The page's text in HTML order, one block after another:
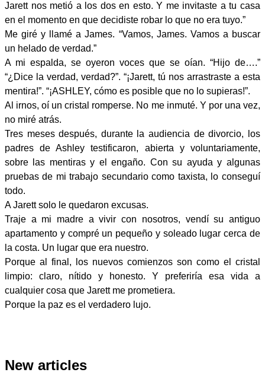
Jarett nos metió a los dos en esto. Y me invitaste a tu casa
en el momento en que decidiste robar lo que no era tuyo.”
Me giré y llamé a James. “Vamos, James. Vamos a buscar
un helado de verdad.”
A mi espalda, se oyeron voces que se oían. “Hijo de….”
“¿Dice la verdad, verdad?”. “¡Jarett, tú nos arrastraste a esta
mentira!”. “¡ASHLEY, cómo es posible que no lo supieras!”.
Al irnos, oí un cristal romperse. No me inmuté. Y por una vez,
no miré atrás.
Tres meses después, durante la audiencia de divorcio, los
padres de Ashley testificaron, abierta y voluntariamente,
sobre las mentiras y el engaño. Con su ayuda y algunas
pruebas de mi trabajo secundario como taxista, lo conseguí
todo.
A Jarett solo le quedaron excusas.
Traje a mi madre a vivir con nosotros, vendí su antiguo
apartamento y compré un pequeño y soleado lugar cerca de
la costa. Un lugar que era nuestro.
Porque al final, los nuevos comienzos son como el cristal
limpio: claro, nítido y honesto. Y preferiría esa vida a
cualquier cosa que Jarett me prometiera.
Porque la paz es el verdadero lujo.
New articles